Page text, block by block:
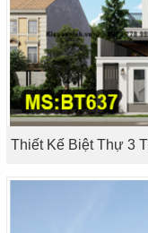
Thiết Kế Biệt Thự 3